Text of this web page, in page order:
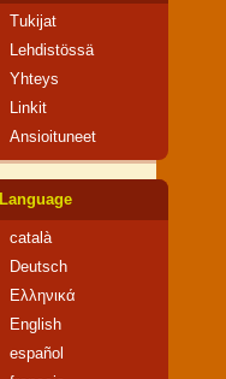
Tukijat
Lehdistössä
Yhteys
Linkit
Ansioituneet
Language
català
Deutsch
Ελληνικά
English
español